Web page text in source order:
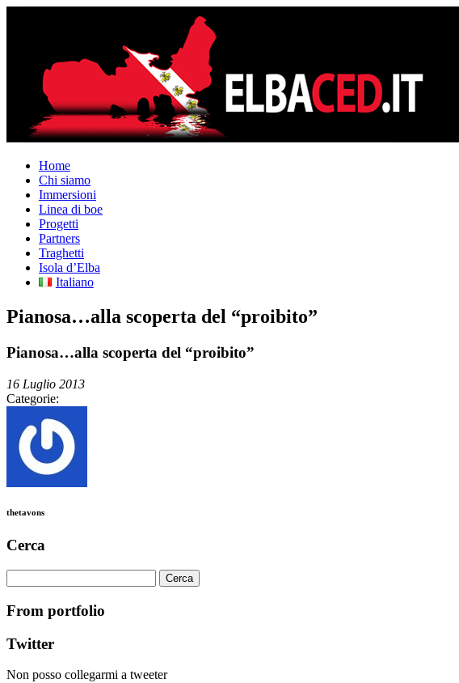
Home
Chi siamo
Immersioni
Linea di boe
Progetti
Partners
Traghetti
Isola d’Elba
Italiano
Pianosa…alla scoperta del “proibito”
Pianosa…alla scoperta del “proibito”
16 Luglio 2013
Categorie:
thetavons
Cerca
per:
From portfolio
Twitter
Non posso collegarmi a tweeter